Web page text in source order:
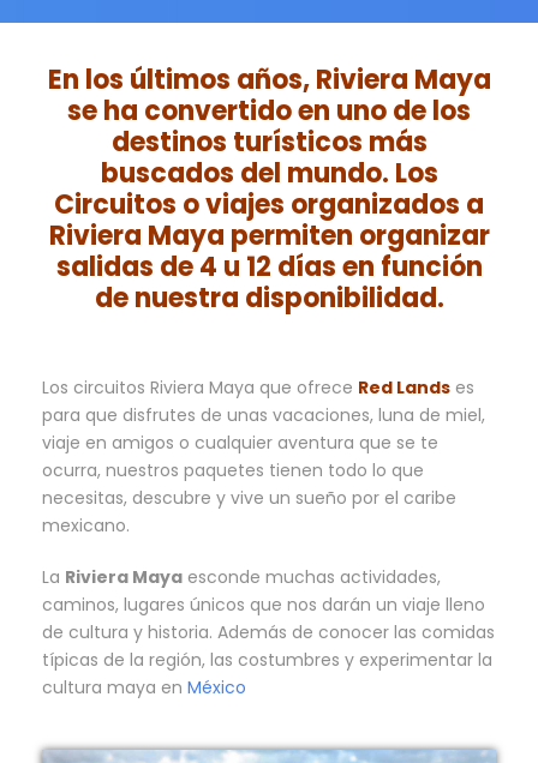
En los últimos años, Riviera Maya
se ha convertido en uno de los
destinos turísticos más
buscados del mundo. Los
Circuitos o viajes organizados a
Riviera Maya permiten organizar
salidas de 4 u 12 días en función
de nuestra disponibilidad.
Los circuitos Riviera Maya que ofrece Red Lands es
para que disfrutes de unas vacaciones, luna de miel,
viaje en amigos o cualquier aventura que se te
ocurra, nuestros paquetes tienen todo lo que
necesitas, descubre y vive un sueño por el caribe
mexicano.
La Riviera Maya esconde muchas actividades,
caminos, lugares únicos que nos darán un viaje lleno
de cultura y historia. Además de conocer las comidas
típicas de la región, las costumbres y experimentar la
cultura maya en México